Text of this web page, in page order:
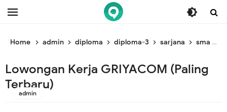
/* ganti br end */
Home admin diploma diploma-3 sarjana sma
Lowongan Kerja GRIYACOM (Paling
Terbaru)
admin